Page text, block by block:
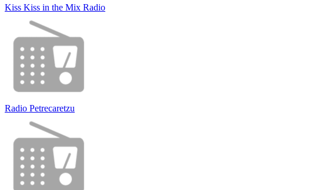
Kiss Kiss in the Mix Radio
Radio Petrecaretzu